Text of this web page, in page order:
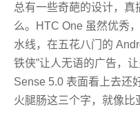
总有一些奇葩的设计，
么。HTC One 虽然优秀
水线，在五花八门的
铁侠”让人无语的广告，
Sense 5.0 表面看上去还
火腿肠这三个字，就像比